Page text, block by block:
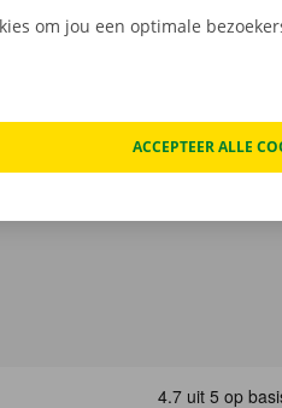
voor
of Apple
om jou een optimale
ACCEPTEER ALLE